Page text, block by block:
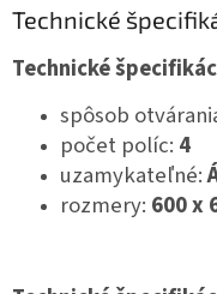
Technické
Technické
spôsob
počet políc: 4
uzamykateľné:
rozmery: 600x